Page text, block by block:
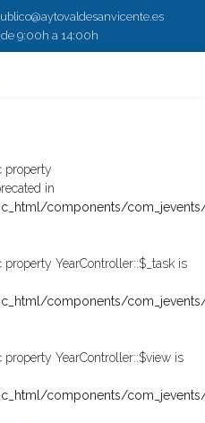
9:00h a 14:00h
property
in
components/
property YearController::$_task is
components/
property YearController::$view is
components/